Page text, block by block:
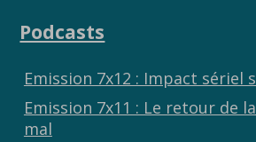
Podcasts
Emission 7x12 : Impact sériel
Emission 7x11 : Le retour de
mal